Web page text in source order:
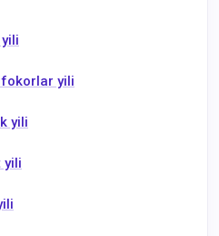
yili
yili
yili